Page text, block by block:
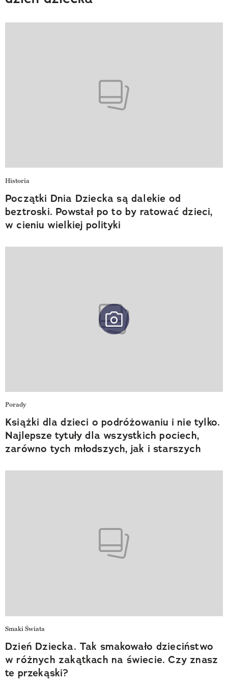
Historia
Początki Dnia Dziecka są dalekie od
beztroski. Powstał po to by ratować dzieci,
w cieniu wielkiej polityki
Porady
Książki dla dzieci o podróżowaniu i nie tylko.
Najlepsze tytuły dla wszystkich pociech,
zarówno tych młodszych, jak i starszych
Smaki Świata
Dzień Dziecka. Tak smakowało dzieciństwo
w różnych zakątkach na świecie. Czy znasz
te przekąski?